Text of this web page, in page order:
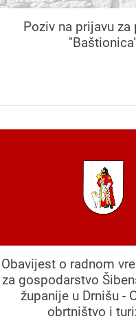
Poziv na prijavu za
"Baštionica"
Obavijest o radnom
za gospodarstvo
županije u Drnišu -
obrtništvo i